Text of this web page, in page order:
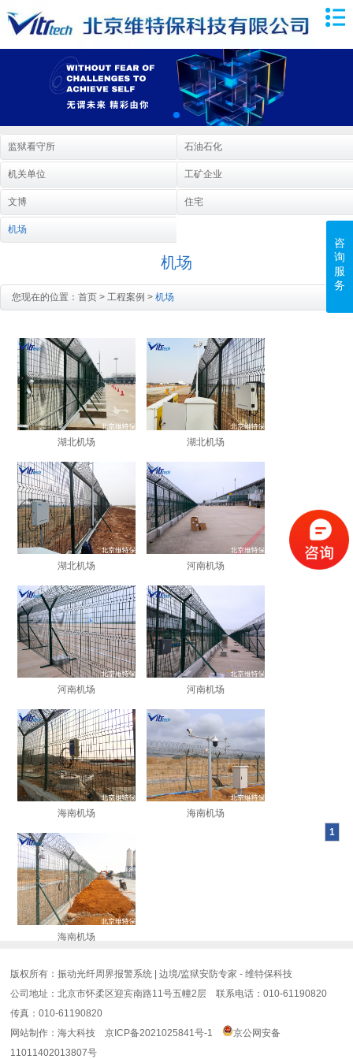
监狱看守所 石油石化
机关单位 工矿企业
文博 住宅
机场
机场
您现在的位置： 首页 > 工程案例 > 机场
湖北机场 湖北机场
湖北机场 河南机场
河南机场 河南机场
海南机场 海南机场
海南机场
1
版权所有：振动光纤周界报警系统 | 边境/监狱安防专家 - 维特保科技
公司地址：北京市怀柔区迎宾南路11号五幢2层 联系电话：010-61190820
传真：010-61190820
网站制作 ：海大科技 京ICP备2021025841号-1
京公网安备
11011402013807号
咨
询
服
务